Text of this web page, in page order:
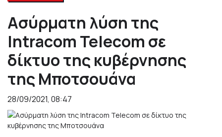
Ασύρματη λύση της
Intracom Telecom σε
δίκτυο της κυβέρνησης
της Μποτσουάνα
28/09/2021, 08:47